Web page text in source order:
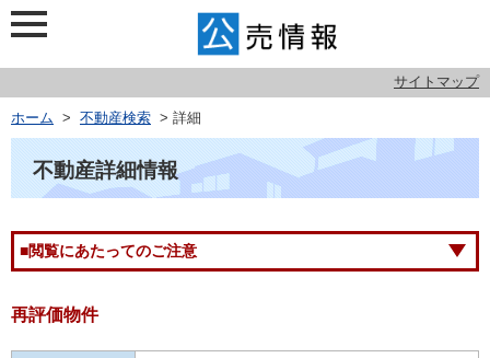
サイトマップ
ホーム > 不動産検索 > 詳細
不動産詳細情報
■閲覧にあたってのご注意
再評価物件